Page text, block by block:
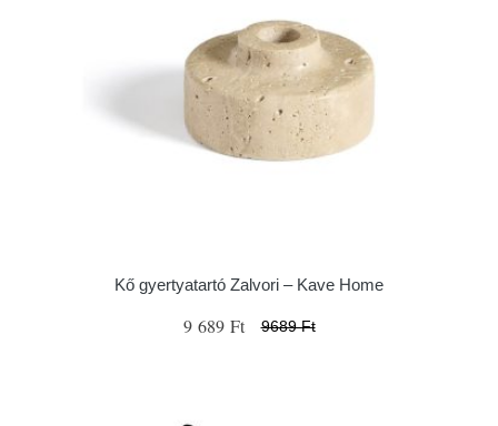
Kő gyertyatartó Zalvori – Kave Home
9 689 Ft 9689 Ft